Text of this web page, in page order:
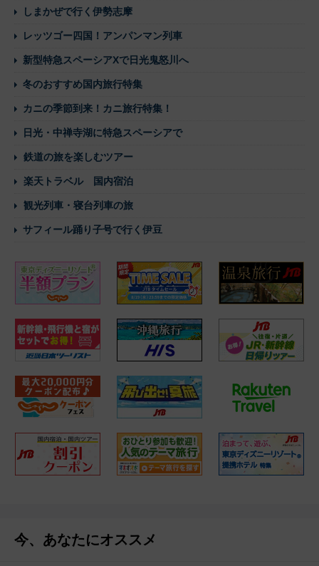
しまかぜで行く伊勢志摩
レッツゴー四国！アンパンマン列車
新型特急スペーシアXで日光鬼怒川へ
冬のおすすめ国内旅行特集
カニの季節到来！カニ旅行特集！
日光・中禅寺湖に特急スペーシアで
鉄道の旅を楽しむツアー
楽天トラベル 国内宿泊
観光列車・寝台列車の旅
サフィール踊り子号で行く伊豆
今、あなたにオススメ